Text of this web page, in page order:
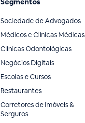
Sociedade de Advogados
Médicos e Clínicas Médicas
Clínicas Odontológicas
Negócios Digitais
Escolas e Cursos
Restaurantes
Corretores de Imóveis &
Serguros